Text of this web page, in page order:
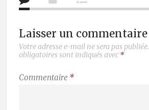
Laisser un commentaire
Votre adresse e-mail ne sera pas publiée.
obligatoires sont indiqués avec *
Commentaire *